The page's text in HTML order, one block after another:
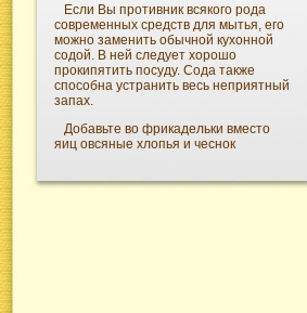
Если Вы противник всякого рода
современных средств для мытья, его
можно заменить обычной кухонной
содой. В ней следует хорошо
прокипятить посуду. Сода также
способна устранить весь неприятный
запах.
Добавьте во фрикадельки вместо
яиц овсяные хлопья и чеснок